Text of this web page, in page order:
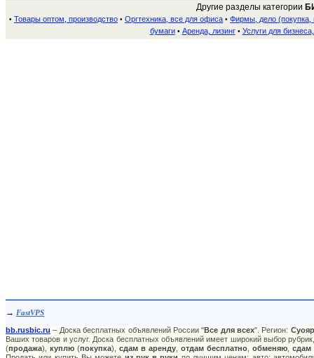
Другие разделы категории
• Товары оптом, производство • Оргтехника, все для офиса • Фирмы, дело (покупка,
бумаги• Аренда, лизинг• Услуги для
→ FastVPS
bb.rusbic.ru – Доска бесплатных объявлений России "Все для всех". Регион:
Ваших товаров и услуг. Доска бесплатных объявлений имеет широкий выбор
(продажа), куплю (покупка), сдам в аренду отдам бесплатно обменяю сдам